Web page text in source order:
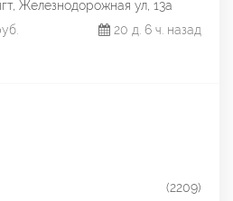
Железнодорожная ул, 13а
20 д. 6 ч. назад
(2209)